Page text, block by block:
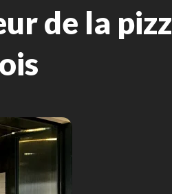
de la